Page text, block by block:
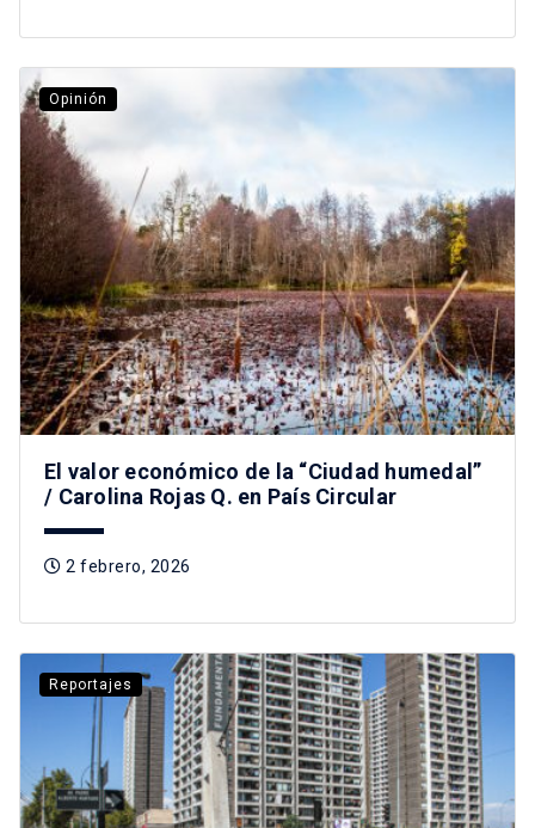
Opinión
El valor económico de la “Ciudad humedal”
/ Carolina Rojas Q. en País Circular
2 febrero, 2026
Reportajes